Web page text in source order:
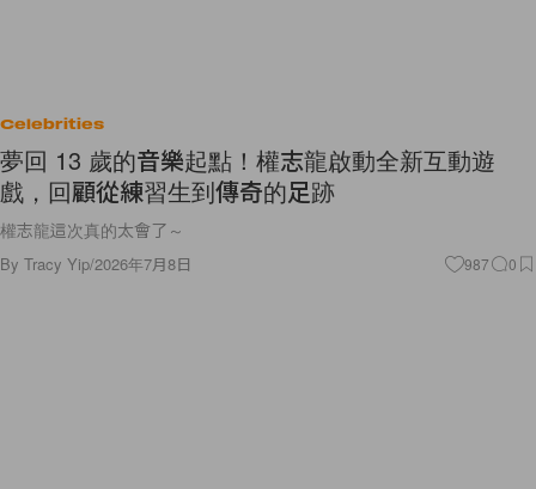
Celebrities
夢回 13 歲的音樂起點！權志龍啟動全新互動遊
戲，回顧從練習生到傳奇的足跡
權志龍這次真的太會了～
By Tracy Yip/2026年7月8日 987 0